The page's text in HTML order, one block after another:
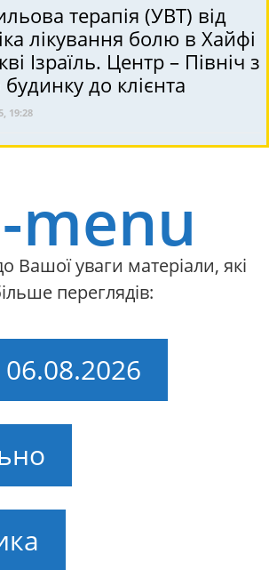
терапія (УВТ) від
лікування болю в Хайфі
Ізраїль. Центр – Північ з
до клієнта
19:28
menu
Вашої уваги матеріали, які
переглядів: